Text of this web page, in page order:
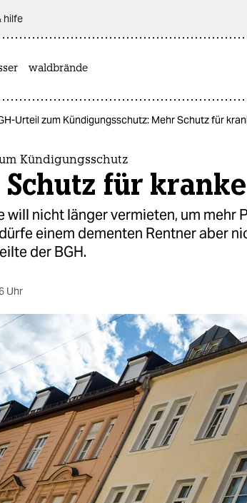
hilfe
waldbrände
Urteil zum Kündigungsschutz: Mehr Schutz für
Kündigungsschutz
für
will nicht länger vermieten, um mehr
einem dementen Rentner aber
der BGH.
Uhr